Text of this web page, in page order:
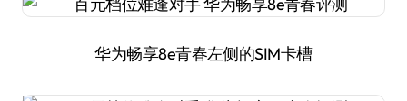
华为畅享8e青春左侧的SIM卡槽